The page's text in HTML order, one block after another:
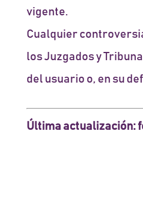
vigente.
Cualquier
los Juzgados y
del usuario o, en su
Última actualización: